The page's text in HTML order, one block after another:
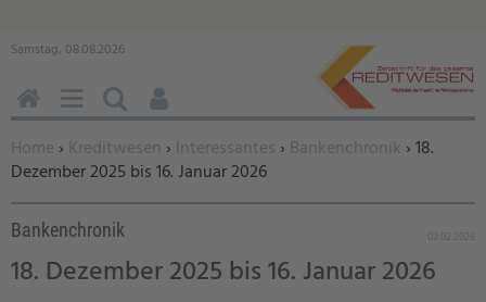
Samstag, 08.08.2026
Sie befinden sich hier:
Home › Kreditwesen › Interessantes › Bankenchronik › 18.
Dezember 2025 bis 16. Januar 2026
Bankenchronik
18. Dezember 2025 bis 16. Januar 2026
HOMEMENÜSUCHEN
BENUTZERFUNKTIONEN